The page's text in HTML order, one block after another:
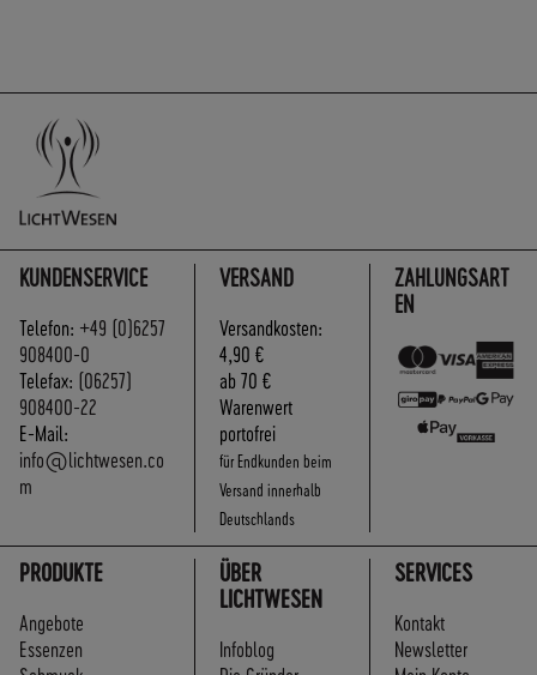
KUNDENSERVICE
Telefon: +49 (0)6257
908400-0
Telefax: (06257)
908400-22
E-Mail:
info@lichtwesen.co
m
ZAHLUNGSART
EN
VERSAND
Versandkosten:
4,90 €
ab 70 €
Warenwert
portofrei
für Endkunden beim
Versand innerhalb
Deutschlands
PRODUKTE
Angebote
Essenzen
ÜBER
LICHTWESEN
Infoblog
SERVICES
Kontakt
Newsletter